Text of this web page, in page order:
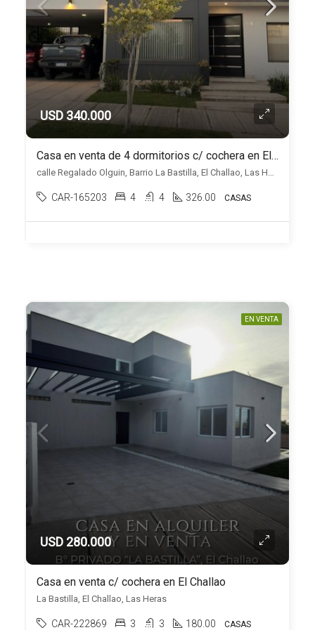
USD 340.000
Casa en venta de 4 dormitorios c/ cochera en El Challao
calle Regalado Olguin, Barrio La Bastilla, El Challao, Las Heras
CAR-165203 4 4 326.00 CASAS
EN VENTA
USD 280.000
Casa en venta c/ cochera en El Challao
La Bastilla, El Challao, Las Heras
CAR-222869 3 3 180.00 CASAS